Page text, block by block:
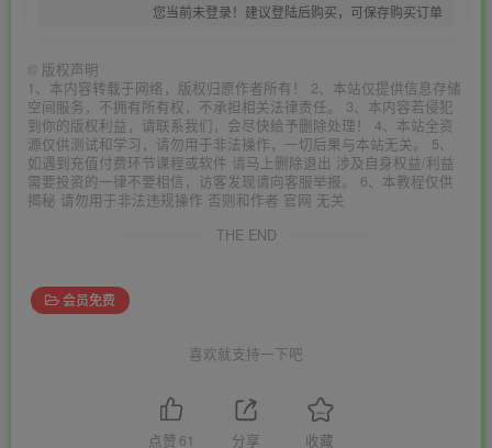
您当前未登录！建议登陆后购买，可保存购买订单
© 版权声明
1、本内容转载于网络，版权归原作者所有！ 2、本站仅提供信息存储
空间服务，不拥有所有权，不承担相关法律责任。 3、本内容若侵犯
到你的版权利益，请联系我们，会尽快给予删除处理！ 4、本站全资
源仅供测试和学习，请勿用于非法操作，一切后果与本站无关。 5、
如遇到充值付费环节课程或软件 请马上删除退出 涉及自身权益/利益
需要投资的一律不要相信，访客发现请向客服举报。 6、本教程仅供
揭秘 请勿用于非法违规操作 否则和作者 官网 无关
THE END
会员免费
喜欢就支持一下吧
点赞 61 分享 收藏